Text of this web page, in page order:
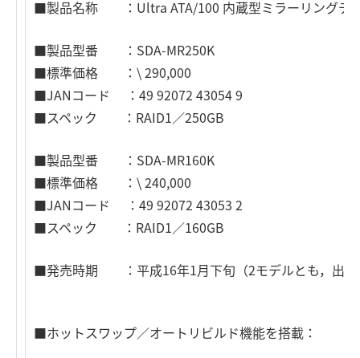
■製品名称 ：Ultra ATA/100 内蔵型ミラーリングデ
■製品型番 ：SDA-MR250K
■標準価格 ：\ 290,000
■JANコード ：49 92072 43054 9
■スペック ：RAID1／250GB
■製品型番 ：SDA-MR160K
■標準価格 ：\ 240,000
■JANコード ：49 92072 43053 2
■スペック ：RAID1／160GB
■発売時期 ：平成16年1月下旬（2モデルとも，出荷
■ホットスワップ／オートリビルド機能を搭載：